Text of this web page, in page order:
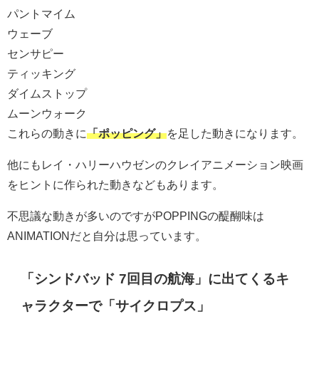
パントマイム
ウェーブ
センサピー
ティッキング
ダイムストップ
ムーンウォーク
これらの動きに「ポッピング」を足した動きになります。
他にもレイ・ハリーハウゼンのクレイアニメーション映画
をヒントに作られた動きなどもあります。
不思議な動きが多いのですがPOPPINGの醍醐味は
ANIMATIONだと自分は思っています。
「シンドバッド 7回目の航海」に出てくるキ
ャラクターで「サイクロプス」